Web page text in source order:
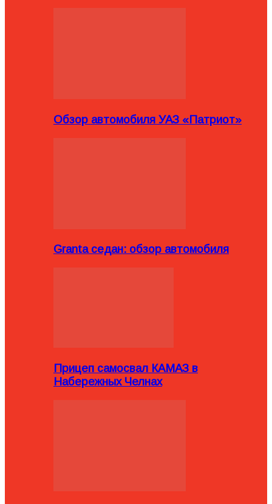
Обзор автомобиля УАЗ «Патриот»
Granta седан: обзор автомобиля
Прицеп самосвал КАМАЗ в
Набережных Челнах